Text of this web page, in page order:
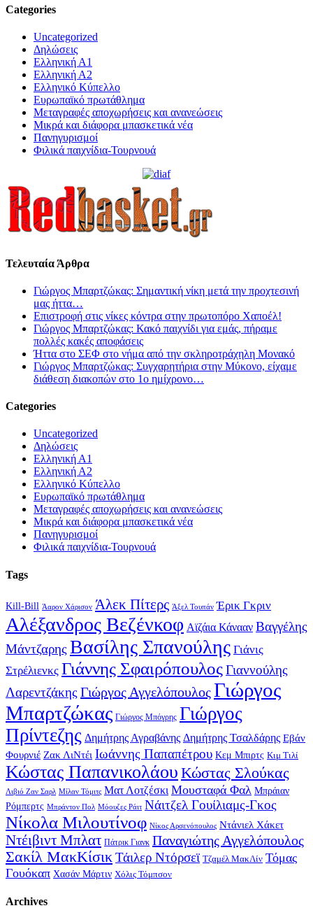
Categories
Uncategorized
Δηλώσεις
Ελληνική Α1
Ελληνική Α2
Ελληνικό Κύπελλο
Ευρωπαϊκό πρωτάθλημα
Μεταγραφές αποχωρήσεις και ανανεώσεις
Μικρά και διάφορα μπασκετικά νέα
Πανηγυρισμοί
Φιλικά παιχνίδια-Τουρνουά
Τελευταία Άρθρα
Γιώργος Μπαρτζώκας: Σημαντική νίκη μετά την προχτεσινή
μας ήττα…
Επιστροφή στις νίκες κόντρα στην πρωτοπόρο Χαποέλ!
Γιώργος Μπαρτζώκας: Κακό παιχνίδι για εμάς, πήραμε
πολλές κακές αποφάσεις
Ήττα στο ΣΕΦ στο νήμα από την σκληροτράχηλη Μονακό
Γιώργος Μπαρτζώκας: Συγχαρητήρια στην Μύκονο, είχαμε
διάθεση διακοπών στο 1ο ημίχρονο…
Categories
Uncategorized
Δηλώσεις
Ελληνική Α1
Ελληνική Α2
Ελληνικό Κύπελλο
Ευρωπαϊκό πρωτάθλημα
Μεταγραφές αποχωρήσεις και ανανεώσεις
Μικρά και διάφορα μπασκετικά νέα
Πανηγυρισμοί
Φιλικά παιχνίδια-Τουρνουά
Tags
Kill-Bill Άαρον Χάρισον Άλεκ Πίτερς Άξελ Τουπάν Έρικ Γκριν
Αλέξανδρος Βεζένκοφ Αϊζάια Κάνααν Βαγγέλης
Μάντζαρης Βασίλης Σπανούλης Γιάνις
Στρέλιενκς Γιάννης ΣφαιρόπουλοςΓιαννούλης
Λαρεντζάκης Γιώργος ΑγγελόπουλοςΓιώργος
Μπαρτζώκας Γιώργος Μπόγρης Γιώργος
Πρίντεζης Δημήτρης Αγραβάνης Δημήτρης Τσαλδάρης Εβάν
Φουρνιέ Ζακ ΛιΝτέι Ιωάννης Παπαπέτρου Κεμ Μπιρτς Κιμ Τιλί
Κώστας Παπανικολάου Κώστας Σλούκας
Λιβιό Ζαν Σαρλ Μίλαν Τόμιτς Ματ Λοτζέσκι Μουσταφά Φαλ Μπράιαν
Ρόμπερτς Μπράντον Πολ Μόουζες Ράιτ Νάιτζελ Γουίλιαμς-Γκος
Νίκολα Μιλουτίνοφ Νίκος Αρσενόπουλος Ντάνιελ Χάκετ
Ντέιβιντ Μπλατ Πάτρικ Γιανκ Παναγιώτης Αγγελόπουλος
Σακίλ ΜακΚίσικΤάιλερ Ντόρσεϊ Τζαμέλ ΜακΛίν Τόμας
Γουόκαπ Χασάν Μάρτιν Χόλις Τόμπσον
Archives